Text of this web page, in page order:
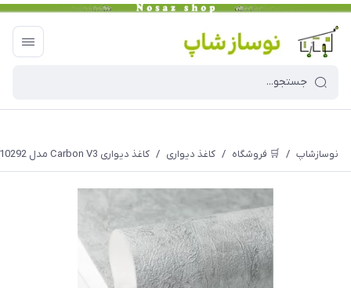
نوسازشاپ / 🛒 فروشگاه / کاغذ دیواری / کاغذ دیواری Carbon V3 مدل 10292